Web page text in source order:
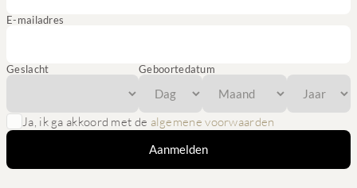
E-mailadres
Geslacht Geboortedatum
Ja, ik ga akkoord met de algemene voorwaarden
Aanmelden